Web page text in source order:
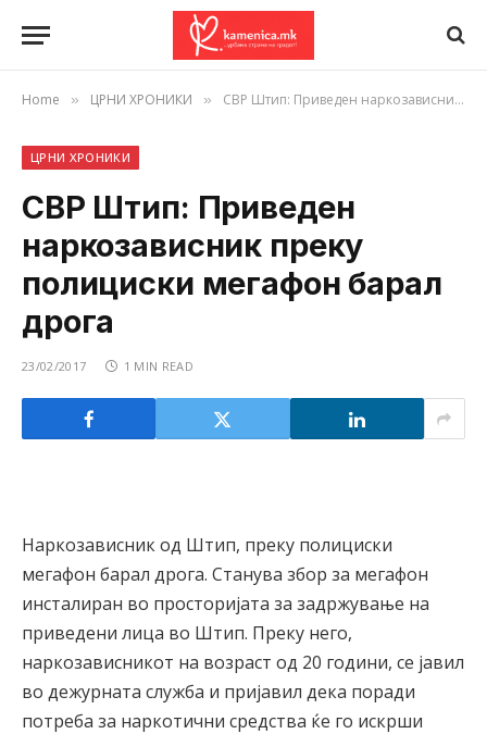
Home » ЦРНИ ХРОНИКИ » СВР Штип: Приведен наркозависник преку полициски мегафон барал дрога
ЦРНИ ХРОНИКИ
СВР Штип: Приведен
наркозависник преку
полициски мегафон барал
дрога
23/02/2017 1 MIN READ
Наркозависник од Штип, преку полициски
мегафон барал дрога. Станува збор за мегафон
инсталиран во просторијата за задржување на
приведени лица во Штип. Преку него,
наркозависникот на возраст од 20 години, се јавил
во дежурната служба и пријавил дека поради
потреба за наркотични средства ќе го искрши